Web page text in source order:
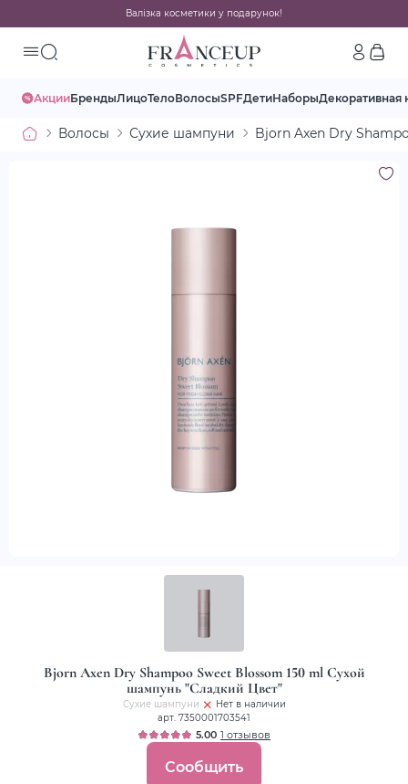
Валізка косметики у подарунок!
АкцииБрендыЛицоТелоВолосыSPFДетиНаборыДекоративная
Волосы Сухие шампуни Bjorn Axen Dry
Bjorn Axen Dry Shampoo Sweet Blossom 150 ml Сухой
шампунь "Сладкий Цвет"
Сухие шампуни
Нет в наличии
арт. 7350001703541
5.00 1 отзывов
Сообщить